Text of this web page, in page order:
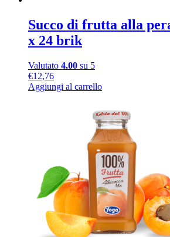
Succo di frutta alla
x 24 brik
Valutato 4.00 su 5
€12,76
Aggiungi al carrello